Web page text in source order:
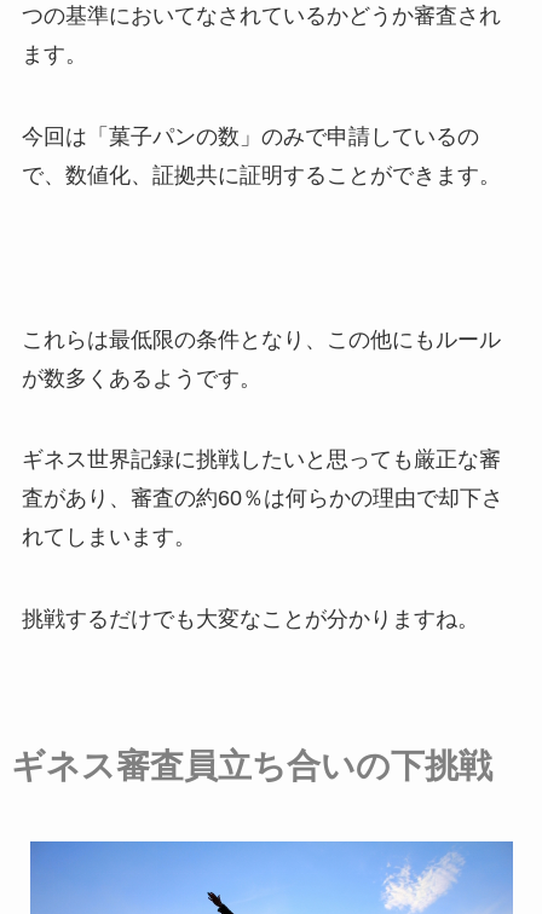
つの基準においてなされているかどうか審査され
ます。
今回は「菓子パンの数」のみで申請しているの
で、数値化、証拠共に証明することができます。
これらは最低限の条件となり、この他にもルール
が数多くあるようです。
ギネス世界記録に挑戦したいと思っても厳正な審
査があり、 審査の約60％は何らかの理由で却下さ
れてしまいます。
挑戦するだけでも大変なことが分かりますね。
ギネス審査員立ち合いの下挑戦